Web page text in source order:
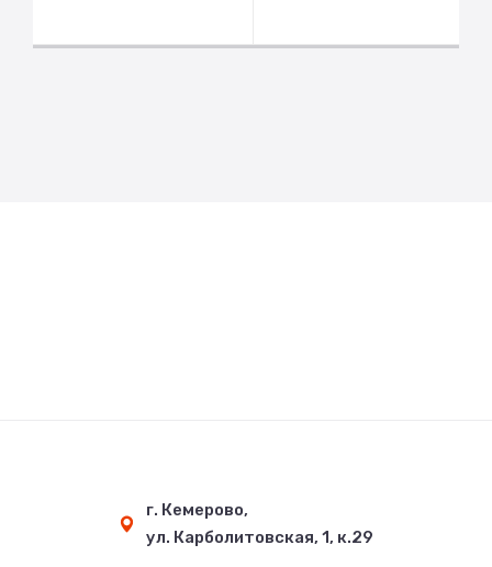
г. Кемерово,
ул. Карболитовская, 1, к.29